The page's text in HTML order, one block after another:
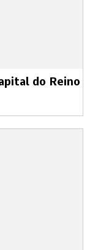
do Reino